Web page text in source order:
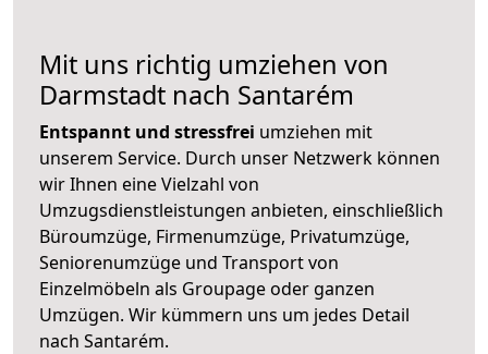
Mit uns richtig umziehen von
Darmstadt nach Santarém
Entspannt und stressfrei umziehen mit
unserem Service. Durch unser Netzwerk können
wir Ihnen eine Vielzahl von
Umzugsdienstleistungen anbieten, einschließlich
Büroumzüge, Firmenumzüge, Privatumzüge,
Seniorenumzüge und Transport von
Einzelmöbeln als Groupage oder ganzen
Umzügen. Wir kümmern uns um jedes Detail
nach Santarém.